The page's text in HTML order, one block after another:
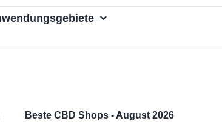
Beste CBD Shops - August 2026